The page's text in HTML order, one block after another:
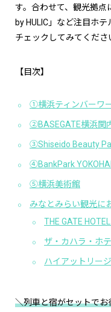
す。合わせて、観光拠点
by HULIC」など注目ホ
チェックしてみてくださ
【目次】
①横浜ティンバーワ
②BASEGATE横浜関
③Shiseido Beauty
④BankPark
⑤横浜美術館
みなとみらい観光に
THE GATE
ザ・カハラ・ホ
ハイアットリー
＼列車と宿がセットでお